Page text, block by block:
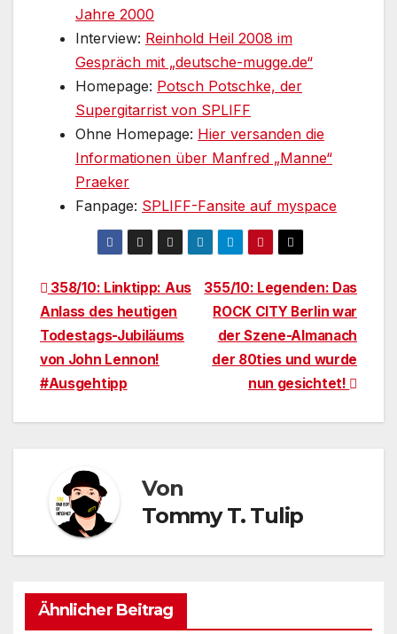
Jahre 2000
Interview: Reinhold Heil 2008 im
Gespräch mit „deutsche-mugge.de“
Homepage: Potsch Potschke, der
Supergitarrist von SPLIFF
Ohne Homepage: Hier versanden die
Informationen über Manfred „Manne“
Praeker
Fanpage: SPLIFF-Fansite auf myspace
Beitragsnavigation
355/10: Legenden: Das
ROCK CITY Berlin war
der Szene-Almanach
der 80ties und wurde
nun gesichtet!
358/10: Linktipp: Aus
Anlass des heutigen
Todestags-Jubiläums
von John Lennon!
#Ausgehtipp
Von
Tommy T. Tulip
Ähnlicher Beitrag